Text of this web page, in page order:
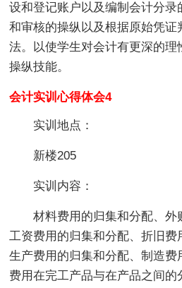
设和登记账户以及编制会计分录
和审核的操纵以及根据原始凭证
法。以使学生对会计有更深的理
操纵技能。
会计实训心得体会4
实训地点：
新楼205
实训内容：
材料费用的归集和分配、外
工资费用的归集和分配、折旧费
生产费用的归集和分配、制造
费用在完工产品与在产品之间的